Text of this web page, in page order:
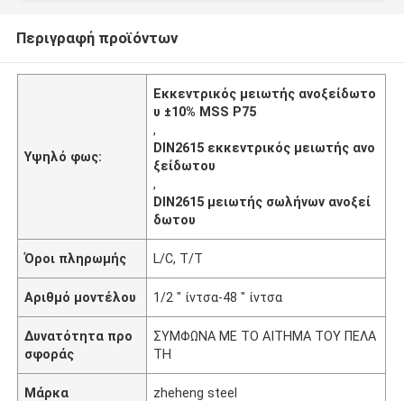
Περιγραφή προϊόντων
Υψηλό φως:
Εκκεντρικός μειωτής ανοξείδωτο
υ ±10% MSS P75
,
DIN2615 εκκεντρικός μειωτής ανο
ξείδωτου
,
DIN2615 μειωτής σωλήνων ανοξεί
δωτου
Όροι πληρωμής L/C, T/T
Αριθμό μοντέλου 1/2 " ίντσα-48 " ίντσα
Δυνατότητα προ
σφοράς
ΣΥΜΦΩΝΑ ΜΕ ΤΟ ΑΙΤΗΜΑ ΤΟΥ ΠΕΛΑ
ΤΗ
Μάρκα zheheng steel